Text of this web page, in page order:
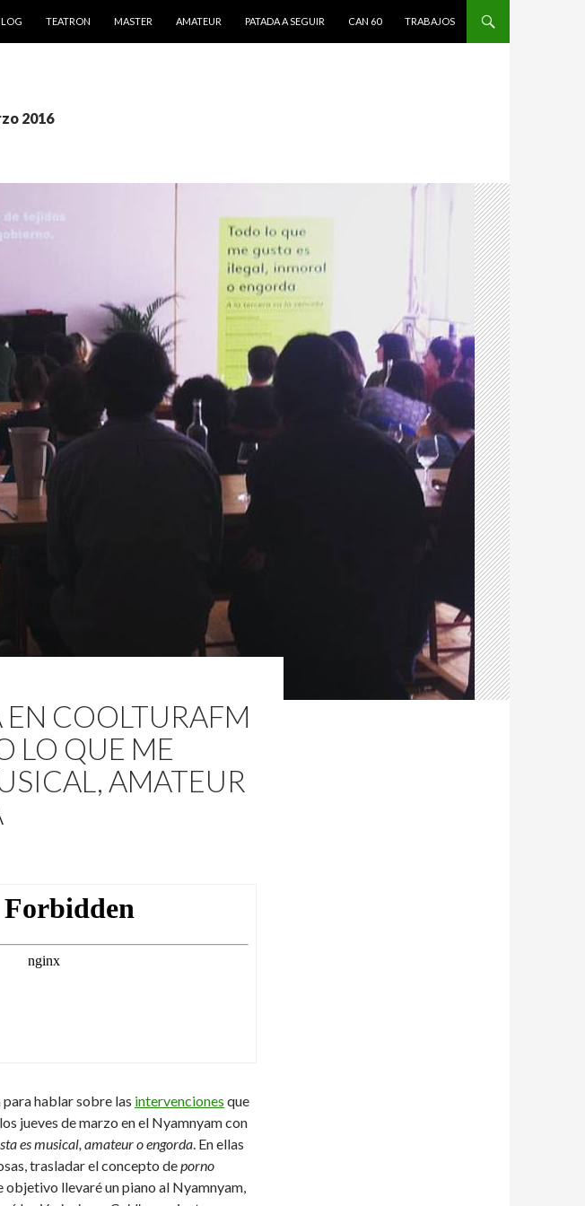
TEATRON MASTER AMATEUR PATADA A SEGUIR CAN 60 TRABAJOS
2016
EN COOLTURAFM
LO QUE ME
AMATEUR
hablar sobre las intervenciones que
jueves de marzo en el Nyamnyam con
es musical, amateur o engorda. En ellas
trasladar el concepto deporno
objetivo llevaré un piano al Nyamnyam,